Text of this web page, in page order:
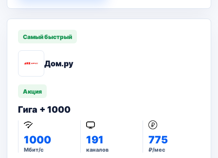
Самый быстрый
Дом.ру
Акция
Гига + 1000
1000
Мбит/с
191
каналов
775
₽/мес